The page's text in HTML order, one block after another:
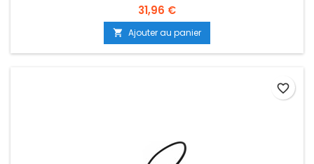
intermediaires... (Suite dessous)
31,96 €
 Ajouter au panier
favorite_border